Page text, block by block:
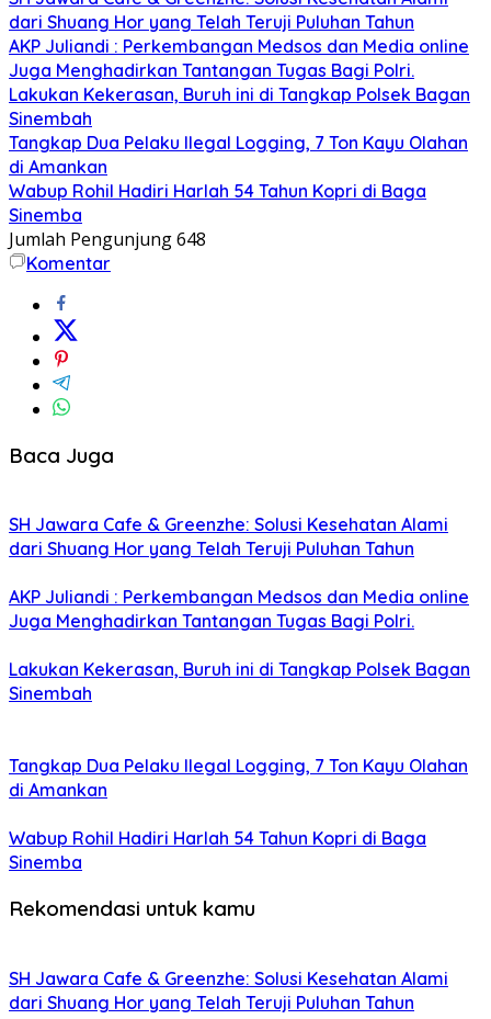
dari Shuang Hor yang Telah Teruji Puluhan Tahun
AKP Juliandi : Perkembangan Medsos dan Media online
Juga Menghadirkan Tantangan Tugas Bagi Polri.
Lakukan Kekerasan, Buruh ini di Tangkap Polsek Bagan
Sinembah
Tangkap Dua Pelaku Ilegal Logging, 7 Ton Kayu Olahan
di Amankan
Wabup Rohil Hadiri Harlah 54 Tahun Kopri di Baga
Sinemba
Jumlah Pengunjung648
Komentar
Baca Juga
SH Jawara Cafe & Greenzhe: Solusi Kesehatan Alami
dari Shuang Hor yang Telah Teruji Puluhan Tahun
AKP Juliandi : Perkembangan Medsos dan Media online
Juga Menghadirkan Tantangan Tugas Bagi Polri.
Lakukan Kekerasan, Buruh ini di Tangkap Polsek Bagan
Sinembah
Tangkap Dua Pelaku Ilegal Logging, 7 Ton Kayu Olahan
di Amankan
Wabup Rohil Hadiri Harlah 54 Tahun Kopri di Baga
Sinemba
Rekomendasi untuk kamu
SH Jawara Cafe & Greenzhe: Solusi Kesehatan Alami
dari Shuang Hor yang Telah Teruji Puluhan Tahun